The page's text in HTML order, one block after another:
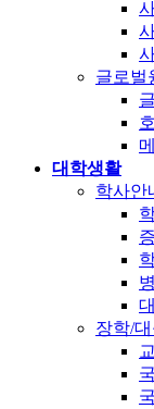
글로벌
대학생활
학사안
장학/